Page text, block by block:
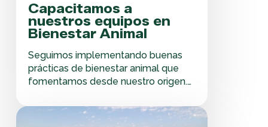
Capacitamos a
nuestros equipos en
Bienestar Animal
Seguimos implementando buenas
prácticas de bienestar animal que
fomentamos desde nuestro origen.
comprometidos con asegurarnos
que cada animal viva en condiciones
¡Iniciamos